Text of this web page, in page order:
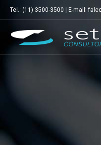
Tel.: (11) 3500-3500 | E-mail: